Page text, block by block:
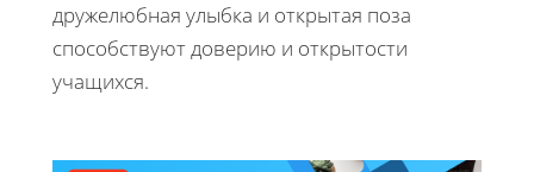
дружелюбная улыбка и открытая поза
способствуют доверию и открытости
учащихся.